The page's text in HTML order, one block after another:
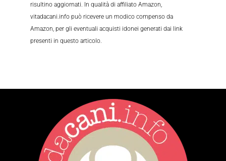
risultino aggiornati. In qualità di affiliato Amazon,
vitadacani.info può ricevere un modico compenso da
Amazon, per gli eventuali acquisti idonei generati dai link
presenti in questo articolo.